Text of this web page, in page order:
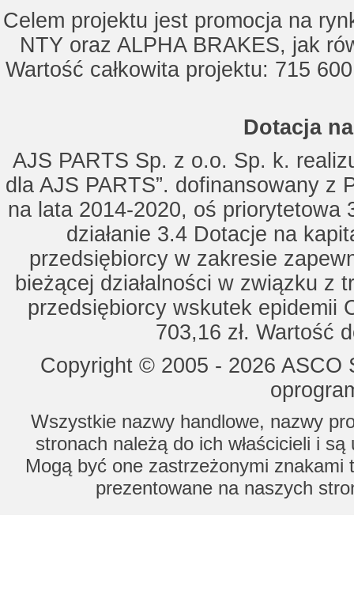
Celem projektu jest promocja na
NTY oraz ALPHA BRAKES, jak
Wartość całkowita projektu: 715
Dotacja
AJS PARTS Sp. z o.o. Sp. k.
dla AJS PARTS”. dofinansowany z
na lata 2014-2020, oś priorytetowa
działanie 3.4 Dotacje na
przedsiębiorcy w zakresie
bieżącej działalności w związku z
przedsiębiorcy wskutek epidemii
703,16 zł. Wartość
Copyright © 2005 - 2026
Wszystkie nazwy handlowe, nazwy
stronach należą do ich właścicieli i
Mogą być one zastrzeżonymi znakami
prezentowane na naszych